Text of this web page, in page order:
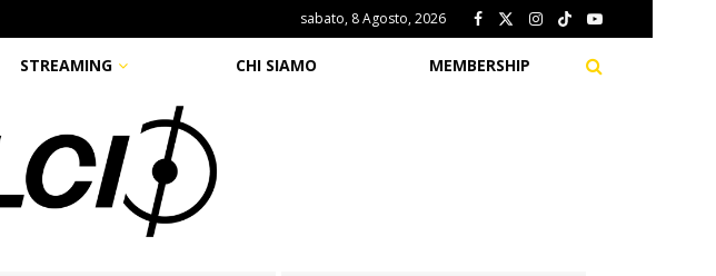
sabato, 8 Agosto, 2026
STREAMING CHI SIAMO MEMBERSHIP